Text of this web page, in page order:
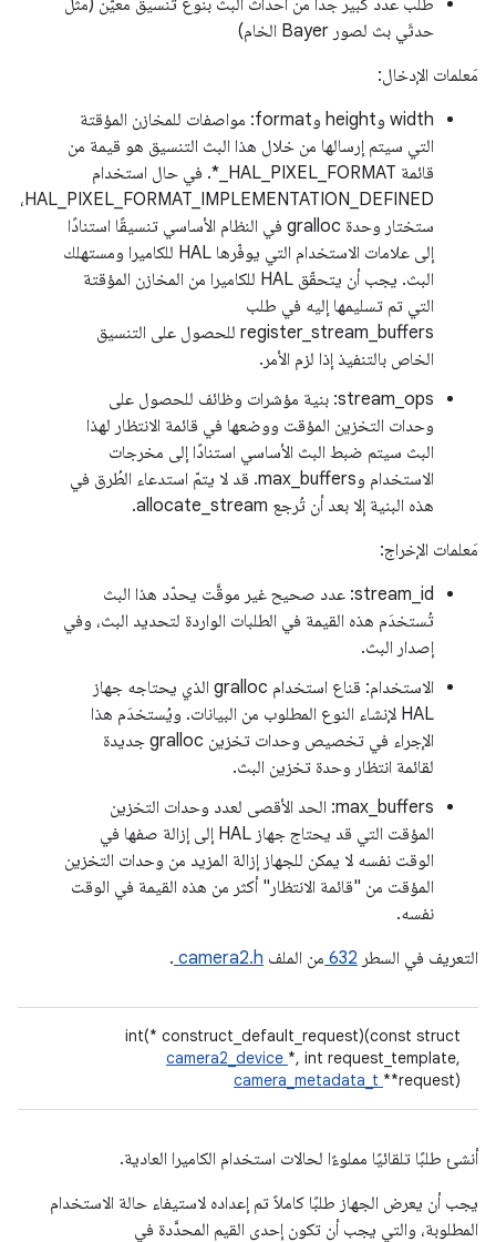
طلب عدد كبير جدًا من أحداث البث بنوع تنسيق معيّن (مثل
حدثَي بث لصور Bayer الخام)
مَعلمات الإدخال:
width وheight وformat: مواصفات للمخازن المؤقتة
التي سيتم إرسالها من خلال هذا البث التنسيق هو قيمة من
قائمة HAL_PIXEL_FORMAT_*. في حال استخدام
HAL_PIXEL_FORMAT_IMPLEMENTATION_DEFINED،
ستختار وحدة gralloc في النظام الأساسي تنسيقًا استنادًا
إلى علامات الاستخدام التي يوفّرها HAL للكاميرا ومستهلك
البث. يجب أن يتحقّق HAL للكاميرا من المخازن المؤقتة
التي تم تسليمها إليه في طلب
register_stream_buffers للحصول على التنسيق
الخاص بالتنفيذ إذا لزم الأمر.
‫stream_ops: بنية مؤشرات وظائف للحصول على
وحدات التخزين المؤقت ووضعها في قائمة الانتظار لهذا
البث سيتم ضبط البث الأساسي استنادًا إلى مخرجات
الاستخدام وmax_buffers. قد لا يتمّ استدعاء الطُرق في
هذه البنية إلا بعد أن تُرجع allocate_stream.
مَعلمات الإخراج:
‫stream_id: عدد صحيح غير موقَّت يحدّد هذا البث
تُستخدَم هذه القيمة في الطلبات الواردة لتحديد البث، وفي
إصدار البث.
الاستخدام: قناع استخدام gralloc الذي يحتاجه جهاز
HAL لإنشاء النوع المطلوب من البيانات. ويُستخدَم هذا
الإجراء في تخصيص وحدات تخزين gralloc جديدة
لقائمة انتظار وحدة تخزين البث.
max_buffers: الحد الأقصى لعدد وحدات التخزين
المؤقت التي قد يحتاج جهاز HAL إلى إزالة صفها في
الوقت نفسه لا يمكن للجهاز إزالة المزيد من وحدات التخزين
المؤقت من "قائمة الانتظار" أكثر من هذه القيمة في الوقت
نفسه.
التعريف في السطر 632 من الملف camera2.h
.
int(* construct_default_request)(const struct
camera2_device *, int request_template,
camera_metadata_t **request)
أنشئ طلبًا تلقائيًا مملوءًا لحالات استخدام الكاميرا العادية.
يجب أن يعرض الجهاز طلبًا كاملاً تم إعداده لاستيفاء حالة الاستخدام
المطلوبة، والتي يجب أن تكون إحدى القيم المحدَّدة في